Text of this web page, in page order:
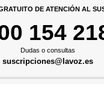
DE ATENCIÓN AL
154
Dudas o consultas
suscripciones@lavoz.es